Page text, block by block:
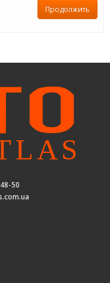
Продолжить
50